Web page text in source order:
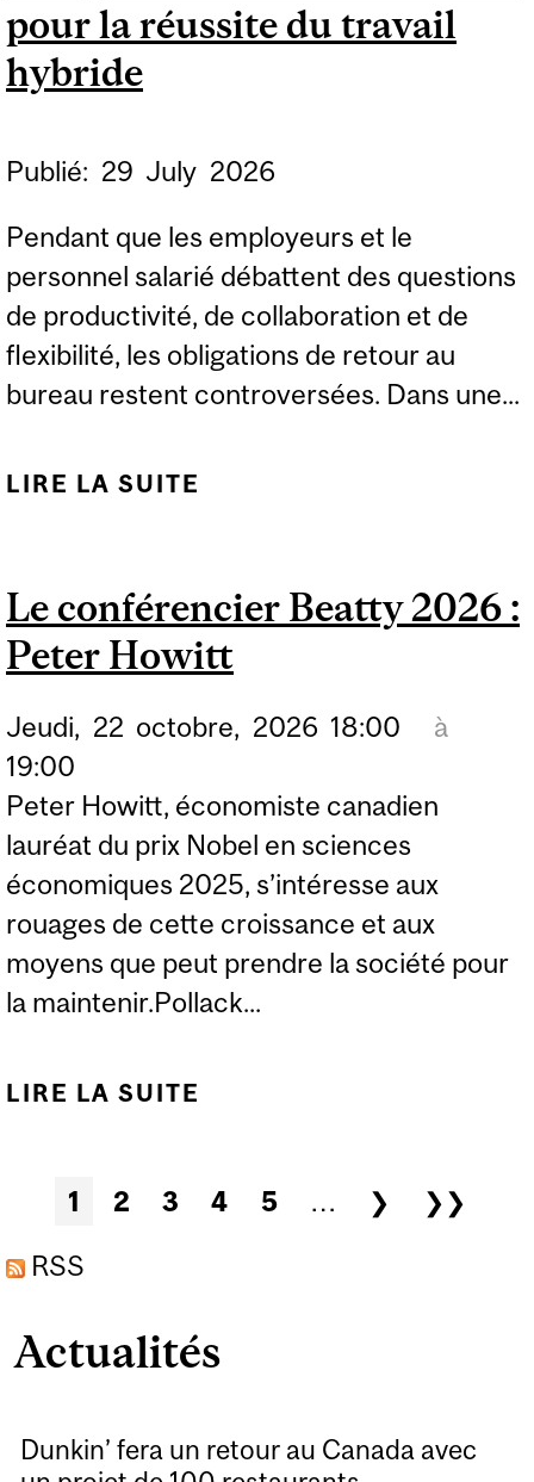
pour la réussite du travail
hybride
Publié: 29 July 2026
Pendant que les employeurs et le
personnel salarié débattent des questions
de productivité, de collaboration et de
flexibilité, les obligations de retour au
bureau restent controversées. Dans une...
LIRE LA SUITE
TRAVAIL HYBRIDE
Le conférencier Beatty 2026 :
Peter Howitt
Jeudi, 22 octobre, 2026 18:00
à
19:00
Peter Howitt, économiste canadien
lauréat du prix Nobel en sciences
économiques 2025, s’intéresse aux
rouages de cette croissance et aux
moyens que peut prendre la société pour
la maintenir.Pollack...
LIRE LA SUITE
Pages
1 2 3 4 5 … ❯
❯❯
RSS
Actualités
Dunkin’ fera un retour au Canada avec